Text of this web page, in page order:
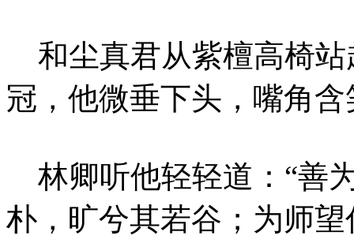
和尘真君从紫檀高椅站
冠，他微垂下头，嘴角
林卿听他轻轻道：“善
朴，旷兮其若谷；为师